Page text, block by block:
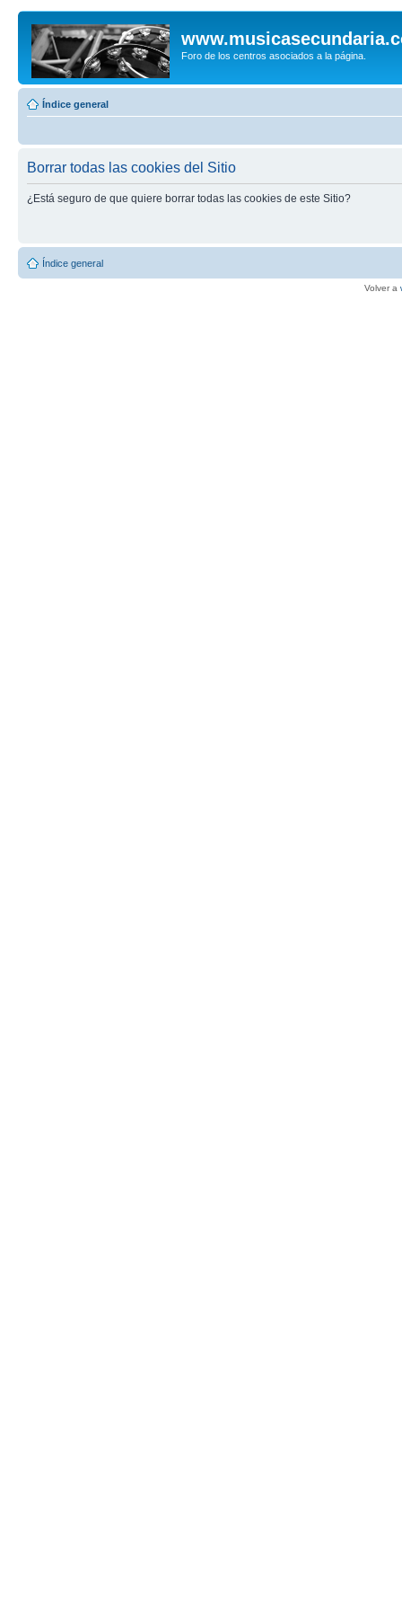
Foro de los centros asociados a la página.
Índice general
Borrar todas las cookies del Sitio
¿Está seguro de que quiere borrar todas las cookies de este Sitio?
Índice general
Volver a